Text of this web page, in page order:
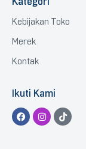
Kebijakan Toko
Merek
Kontak
Ikuti Kami